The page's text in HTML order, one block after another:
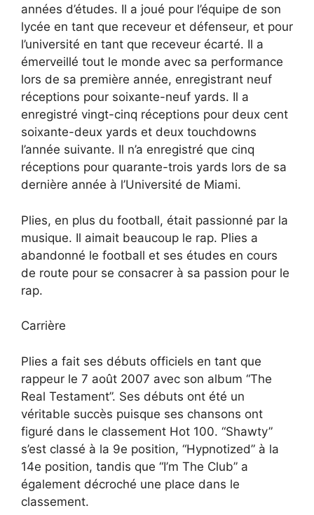
années d’études. Il a joué pour l’équipe de son
lycée en tant que receveur et défenseur, et pour
l’université en tant que receveur écarté. Il a
émerveillé tout le monde avec sa performance
lors de sa première année, enregistrant neuf
réceptions pour soixante-neuf yards. Il a
enregistré vingt-cinq réceptions pour deux cent
soixante-deux yards et deux touchdowns
l’année suivante. Il n’a enregistré que cinq
réceptions pour quarante-trois yards lors de sa
dernière année à l’Université de Miami.
Plies, en plus du football, était passionné par la
musique. Il aimait beaucoup le rap. Plies a
abandonné le football et ses études en cours
de route pour se consacrer à sa passion pour le
rap.
Carrière
Plies a fait ses débuts officiels en tant que
rappeur le 7 août 2007 avec son album “The
Real Testament”. Ses débuts ont été un
véritable succès puisque ses chansons ont
figuré dans le classement Hot 100. “Shawty”
s’est classé à la 9e position, “Hypnotized” à la
14e position, tandis que “I’m The Club” a
également décroché une place dans le
classement.